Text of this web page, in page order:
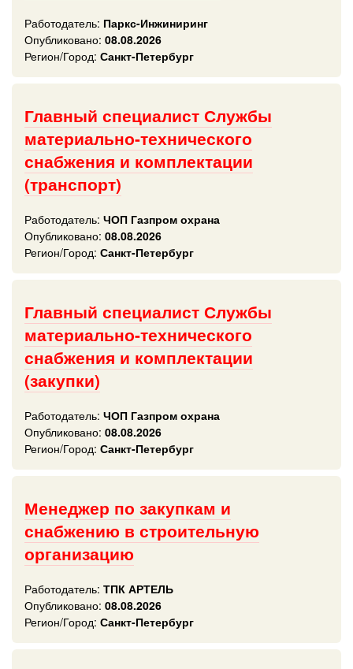
Работодатель: Паркс-Инжиниринг
Опубликовано: 08.08.2026
Регион/Город: Санкт-Петербург
Главный специалист Службы
материально-технического
снабжения и комплектации
(транспорт)
Работодатель: ЧОП Газпром охрана
Опубликовано: 08.08.2026
Регион/Город: Санкт-Петербург
Главный специалист Службы
материально-технического
снабжения и комплектации
(закупки)
Работодатель: ЧОП Газпром охрана
Опубликовано: 08.08.2026
Регион/Город: Санкт-Петербург
Менеджер по закупкам и
снабжению в строительную
организацию
Работодатель: ТПК АРТЕЛЬ
Опубликовано: 08.08.2026
Регион/Город: Санкт-Петербург